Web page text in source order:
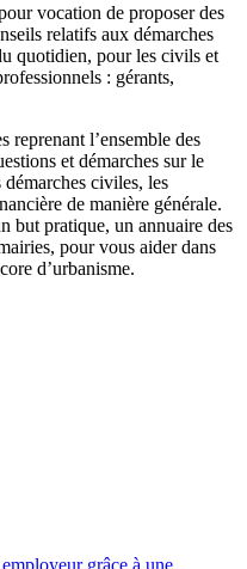
vocation de proposer des
relatifs aux démarches
quotidien, pour les civils et
: gérants,
reprenant l’ensemble des
et démarches sur le
démarches civiles, les
de manière générale.
but pratique, un annuaire des
pour vous aider dans
d’urbanisme.